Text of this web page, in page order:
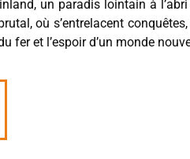
un paradis lointain à
où s’entrelacent
fer et l’espoir d’un monde